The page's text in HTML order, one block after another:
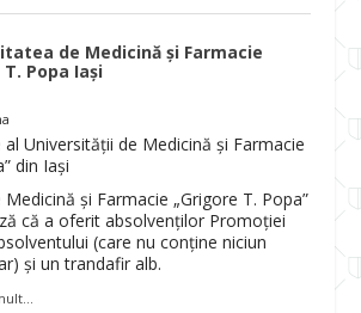
de Medicină și Farmacie
Popa Iași
Universității de Medicină și Farmacie
din Iași
și Farmacie „Grigore T. Popa”
că a oferit absolvenților Promoției
(care nu conține niciun
și un trandafir alb.